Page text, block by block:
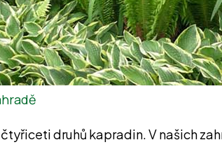
druhů kapradin. V našich